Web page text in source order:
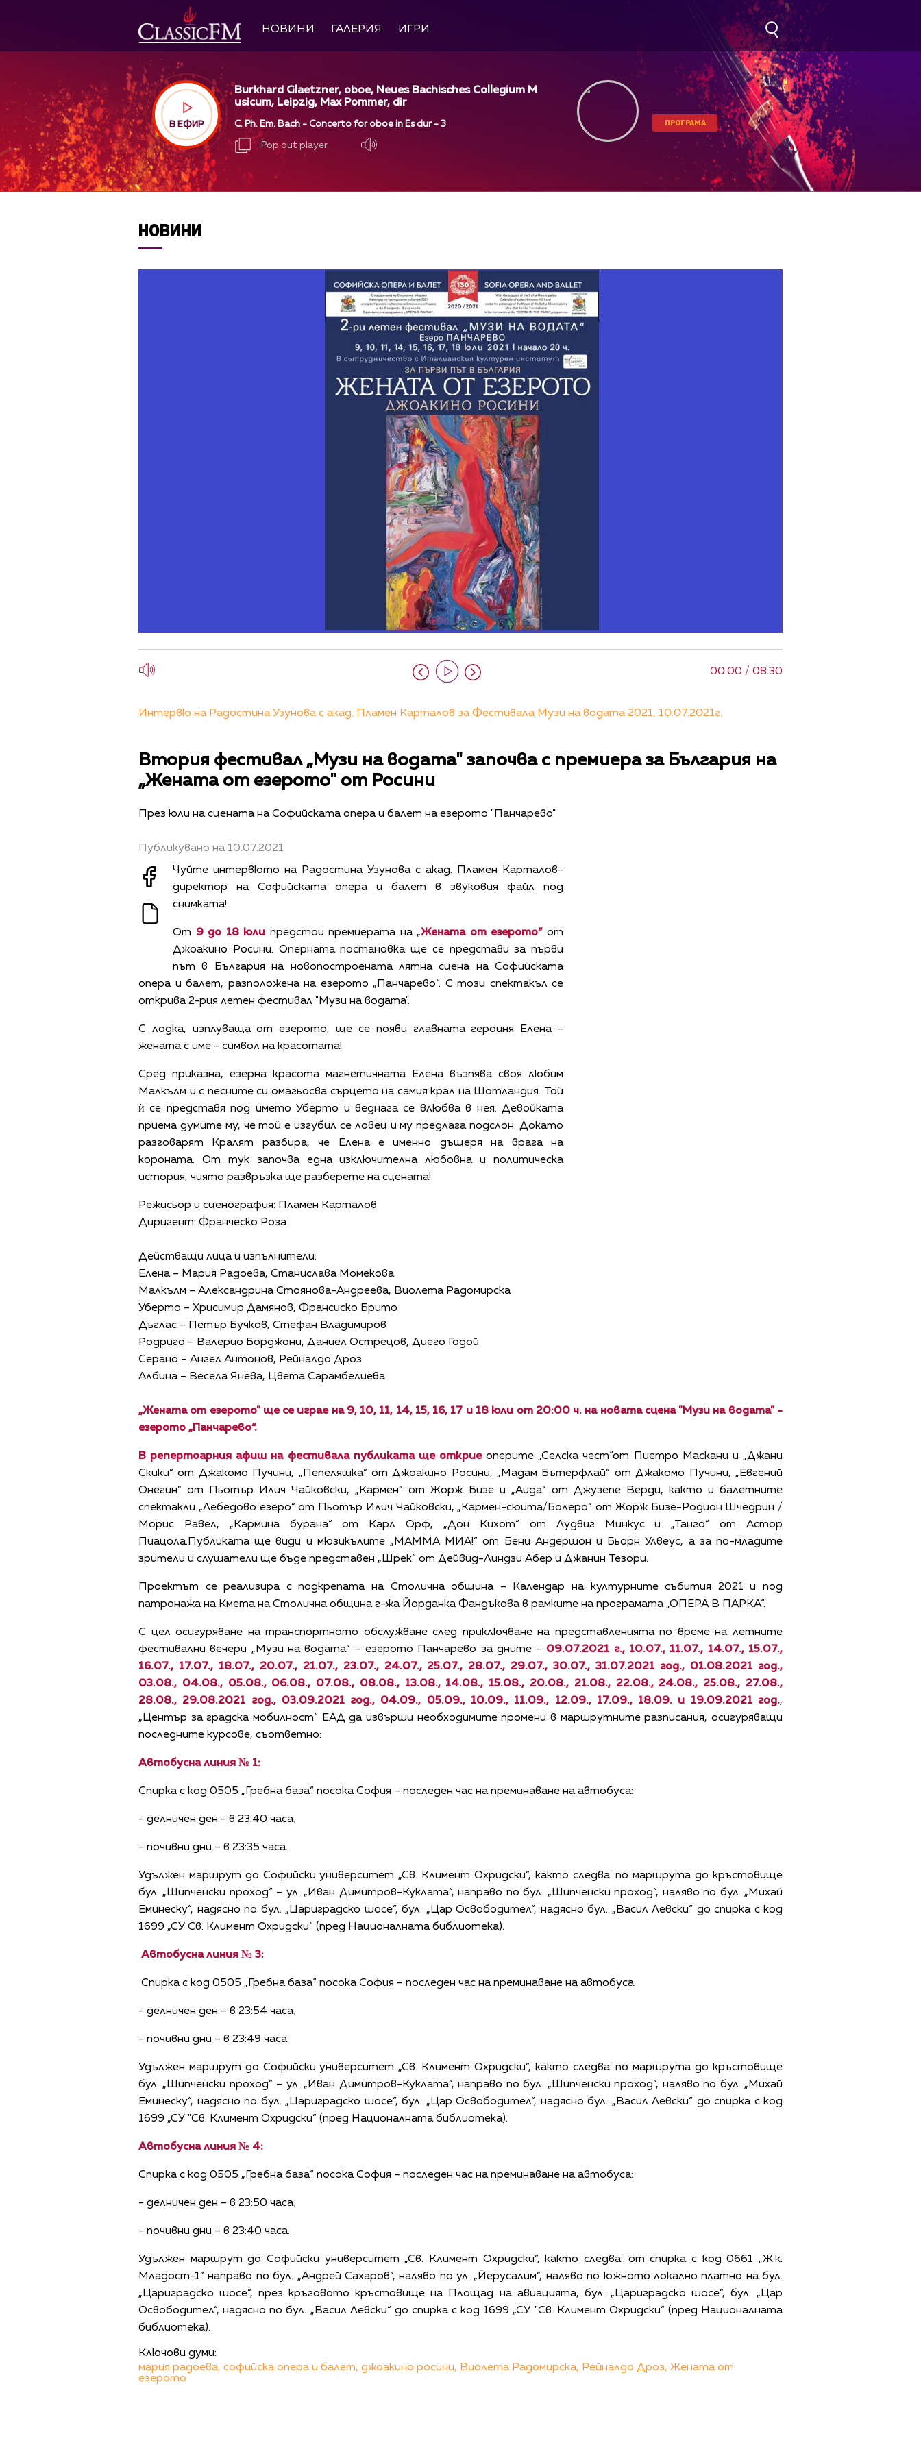
НОВИНИ ГАЛЕРИЯ ИГРИ
В ЕФИР
Burkhard Glaetzner, oboe, Neues Bachisches Collegium M
usicum, Leipzig, Max Pommer, dir
C. Ph. Em. Bach - Concerto for oboe in Es dur - 3
Pop out player
ПРОГРАМА
НОВИНИ
00:00 / 08:30
Интервю на Радостина Узунова с акад. Пламен Карталов за Фестивала Музи на водата 2021, 10.07.2021г.
Втория фестивал „Музи на водата" започва с премиера за България на
„Жената от езерото" от Росини
През юли на сцената на Софийската опера и балет на езерото "Панчарево"
Публикувано на 10.07.2021
Чуйте интервюто на Радостина Узунова с акад. Пламен Карталов-
директор на Софийската опера и балет в звуковия файл под
снимката!
От 9 до 18 юли предстои премиерата на „Жената от езерото”от
Джоакино Росини. Оперната постановка ще се представи за първи
път в България на новопостроената лятна сцена на Софийската
опера и балет, разположена на езерото „Панчарево“. С този спектакъл се
открива 2-рия летен фестивал "Музи на водата".
С лодка, изплуваща от езерото, ще се появи главната героиня Елена -
жената с име - символ на красотата!
Сред приказна, езерна красота магнетичната Елена възпява своя любим
Малкълм и с песните си омагьосва сърцето на самия крал на Шотландия. Той
ѝ се представя под името Уберто и веднага се влюбва в нея. Девойката
приема думите му, че той е изгубил се ловец и му предлага подслон. Докато
разговарят Кралят разбира, че Елена е именно дъщеря на врага на
короната. От тук започва една изключителна любовна и политическа
история, чиято развръзка ще разберете на сцената!
Режисьор и сценография: Пламен Карталов
Диригент: Франческо Роза
Действащи лица и изпълнители:
Елена – Мария Радоева, Станислава Момекова
Малкълм – Александрина Стоянова-Андреева, Виолета Радомирска
Уберто – Хрисимир Дамянов, Франсиско Брито
Дъглас – Петър Бучков, Стефан Владимиров
Родриго – Валерио Борджони, Даниел Острецов, Диего Годой
Серано – Ангел Антонов, Рейналдо Дроз
Албина – Весела Янева, Цвета Сарамбелиева
„Жената от езерото" ще се играе на 9, 10, 11, 14, 15, 16, 17 и 18 юли от 20:00 ч. на новата сцена "Музи на водата" -
езерото „Панчарево“.
В репертоарния афиш на фестивала публиката ще откриеоперите „Селска чест“от Пиетро Маскани и „Джани
Скики“ от Джакомо Пучини, „Пепеляшка“ от Джоакино Росини, „Мадам Бътерфлай“ от Джакомо Пучини, „Евгений
Онегин“ от Пьотър Илич Чайковски, „Кармен“ от Жорж Бизе и „Аида“ от Джузепе Верди, както и балетните
спектакли „Лебедово езеро“ от Пьотър Илич Чайковски, „Кармен-сюита/Болеро“ от Жорж Бизе-Родион Шчедрин /
Морис Равел, „Кармина бурана“ от Карл Орф, „Дон Кихот“ от Лудвиг Минкус и „Танго“ от Астор
Пиацола.Публиката ще види и мюзикълите „МАММА МИА!“ от Бени Андершон и Бьорн Улвеус, а за по-младите
зрители и слушатели ще бъде представен „Шрек“ от Дейвид-Линдзи Абер и Джанин Тезори.
Проектът се реализира с подкрепата на Столична община – Календар на културните събития 2021 и под
патронажа на Кмета на Столична община г-жа Йорданка Фандъкова в рамките на програмата „ОПЕРА В ПАРКА“.
С цел осигуряване на транспортното обслужване след приключване на представленията по време на летните
фестивални вечери „Музи на водата“ – езерото Панчарево за дните – 09.07.2021 г., 10.07., 11.07., 14.07., 15.07.,
16.07., 17.07., 18.07., 20.07., 21.07., 23.07., 24.07., 25.07., 28.07., 29.07., 30.07., 31.07.2021 год., 01.08.2021 год.,
03.08., 04.08., 05.08., 06.08., 07.08., 08.08., 13.08., 14.08., 15.08., 20.08., 21.08., 22.08., 24.08., 25.08., 27.08.,
28.08., 29.08.2021 год., 03.09.2021 год., 04.09., 05.09., 10.09., 11.09., 12.09., 17.09., 18.09. и 19.09.2021 год.,
„Център за градска мобилност“ ЕАД да извърши необходимите промени в маршрутните разписания, осигуряващи
последните курсове, съответно:
Автобусна линия № 1:
Спирка с код 0505 „Гребна база“ посока София – последен час на преминаване на автобуса:
- делничен ден - в 23:40 часа;
- почивни дни – в 23:35 часа.
Удължен маршрут до Софийски университет „Св. Климент Охридски“, както следва: по маршрута до кръстовище
бул. „Шипченски проход“ – ул. „Иван Димитров-Куклата“, направо по бул. „Шипченски проход“, наляво по бул. „Михай
Еминеску“, надясно по бул. „Цариградско шосе“, бул. „Цар Освободител“, надясно бул. „Васил Левски“ до спирка с код
1699 „СУ Св. Климент Охридски“ (пред Националната библиотека).
Автобусна линия № 3:
Спирка с код 0505 „Гребна база“ посока София – последен час на преминаване на автобуса:
- делничен ден – в 23:54 часа;
- почивни дни – в 23:49 часа.
Удължен маршрут до Софийски университет „Св. Климент Охридски“, както следва: по маршрута до кръстовище
бул. „Шипченски проход“ – ул. „Иван Димитров-Куклата“, направо по бул. „Шипченски проход“, наляво по бул. „Михай
Еминеску“, надясно по бул. „Цариградско шосе“, бул. „Цар Освободител“, надясно бул. „Васил Левски“ до спирка с код
1699 „СУ "Св. Климент Охридски“ (пред Националната библиотека).
Автобусна линия № 4:
Спирка с код 0505 „Гребна база“ посока София – последен час на преминаване на автобуса:
- делничен ден – в 23:50 часа;
- почивни дни – в 23:40 часа.
Удължен маршрут до Софийски университет „Св. Климент Охридски“, както следва: от спирка с код 0661 „Ж.к.
Младост-1“ направо по бул. „Андрей Сахаров“, наляво по ул. „Йерусалим“, наляво по южното локално платно на бул.
„Цариградско шосе“, през кръговото кръстовище на Площад на авиацията, бул. „Цариградско шосе“, бул. „Цар
Освободител“, надясно по бул. „Васил Левски“ до спирка с код 1699 „СУ "Св. Климент Охридски“ (пред Националната
библиотека).
Ключови думи:
мария радоева, софийска опера и балет, джоакино росини, Виолета Радомирска, Рейналдо Дроз, Жената от
езерото